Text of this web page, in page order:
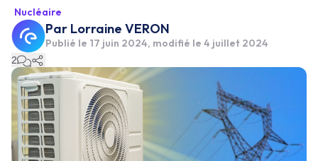
Nucléaire
Par Lorraine VERON
Publié le 17 juin 2024, modifié le 4 juillet 2024
2